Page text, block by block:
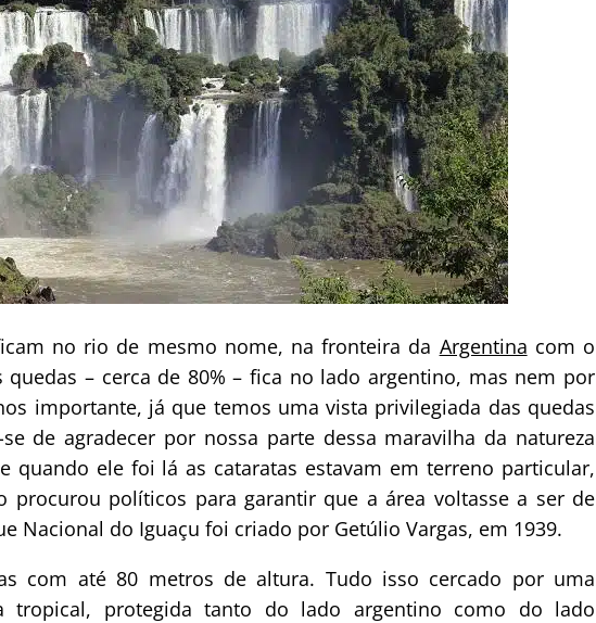
no rio de mesmo nome, na fronteira da Argentina com o
– cerca de 80% – fica no lado argentino, mas nem por
importante, já que temos uma vista privilegiada das quedas
de agradecer por nossa parte dessa maravilha da natureza
quando ele foi lá as cataratas estavam em terreno particular,
procurou políticos para garantir que a área voltasse a ser de
Nacional do Iguaçu foi criado por Getúlio Vargas, em 1939.
com até 80 metros de altura. Tudo isso cercado por uma
tropical, protegida tanto do lado argentino como do lado